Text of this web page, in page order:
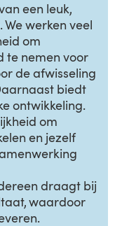
een leuk,
werken veel
om
te nemen voor
de afwisseling
biedt
ontwikkeling.
om
en jezelf
draagt bij
waardoor